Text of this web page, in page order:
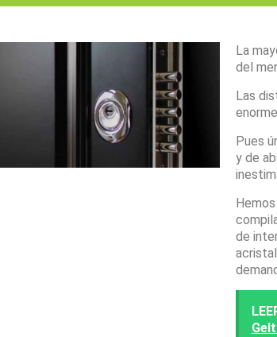
La
del
Las
Pues
y de
de